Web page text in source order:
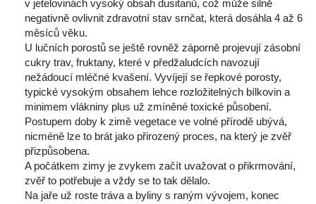
v jetelovinách vysoký obsah dusitanů, což může silně
negativně ovlivnit zdravotní stav srnčat, která dosáhla 4 až 6
měsíců věku.
U lučních porostů se ještě rovněž záporně projevují zásobní
cukry trav, fruktany, které v předžaludcích navozují
nežádoucí mléčné kvašení. Vyvíjejí se řepkové porosty,
typické vysokým obsahem lehce rozložitelných bílkovin a
minimem vlákniny plus už zmíněné toxické působení.
Postupem doby k zimě vegetace ve volné přírodě ubývá,
nicméně lze to brát jako přirozený proces, na který je zvěř
přizpůsobena.
A počátkem zimy je zvykem začít uvažovat o přikrmování,
zvěř to potřebuje a vždy se to tak dělalo.
Na jaře už roste tráva a byliny s raným vývojem, konec